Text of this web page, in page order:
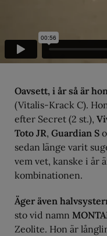
Oavsett, i år så är
(Vitalis-Krack C).
efter Secret (2 st.),
Toto JR, Guardian S
sedan länge varit
vem vet, kanske i år
kombinationen.
Äger även
sto vid namn
Zeolite. Hon är